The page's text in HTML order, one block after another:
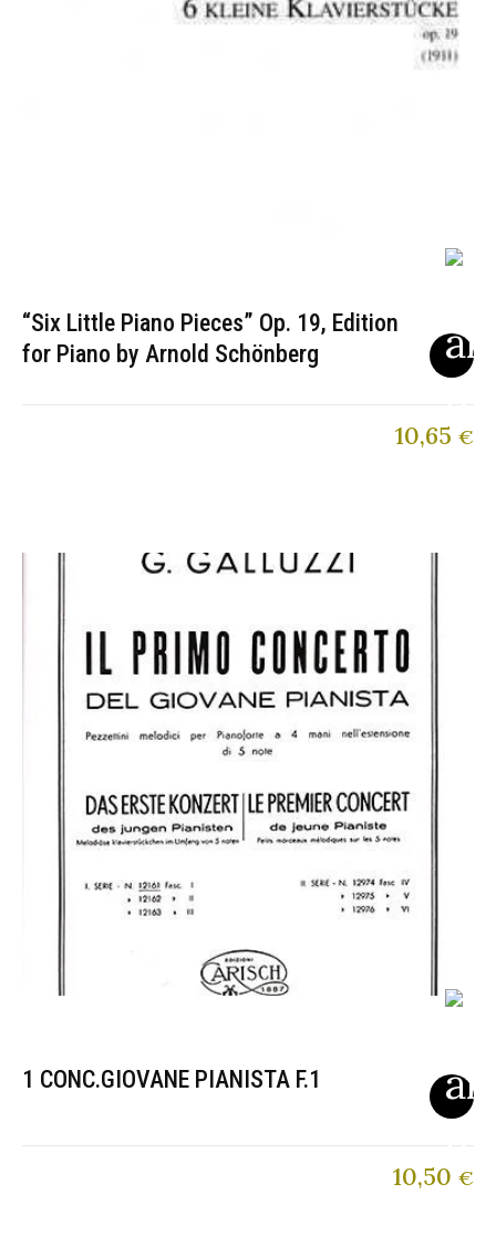
“Six Little Piano Pieces” Op. 19, Edition
for Piano by Arnold Schönberg
10,65 €
1 CONC.GIOVANE PIANISTA F.1
10,50 €